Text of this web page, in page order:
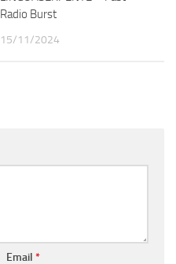
Radio Burst
15/11/2024
Email *